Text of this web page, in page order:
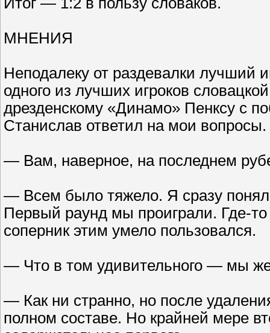
МНЕНИЯ
Неподалеку от раздевалки лучший
одного из лучших игроков
дрезденскому «Динамо» Пенксу с
Станислав ответил на мои вопросы.
— Вам, наверное, на последнем
— Всем было тяжело. Я сразу
Первый раунд мы проиграли. Где-
соперник этим умело пользовался.
— Что в том удивительного — мы
— Как ни странно, но после
полном составе. Но крайней мере